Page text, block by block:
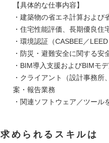
【具体的な仕事内容】
・建築物の省エネ計算およ
・住宅性能評価、長期優良住
・環境認証（CASBEE／
・防災・避難安全に関する
・BIM導入支援およびBIMモ
・クライアント（設計事務
案・報告業務
・関連ソフトウェア／ツー
求められるスキルは